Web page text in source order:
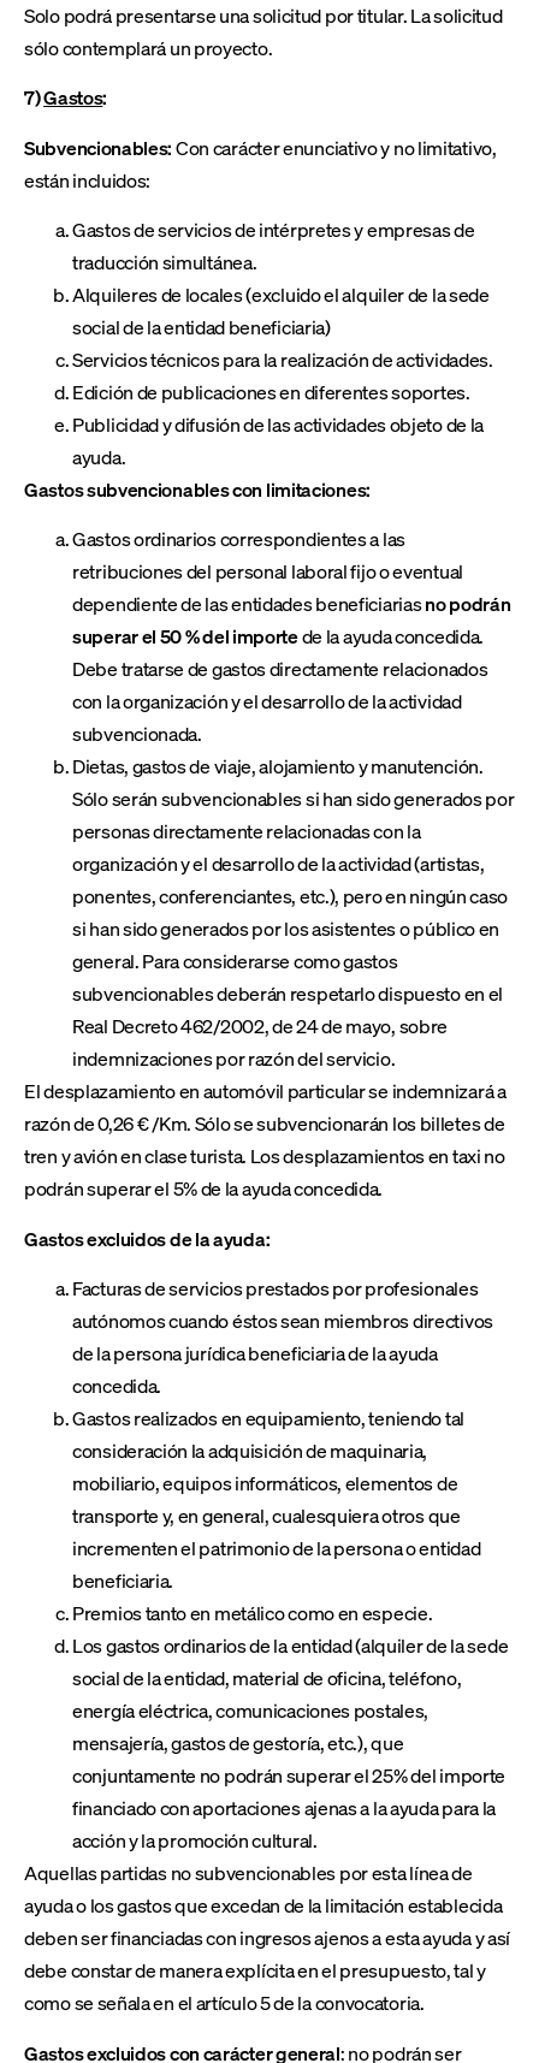
Solo podrá presentarse una solicitud por titular. La solicitud
sólo contemplará un proyecto.
7)Gastos:
Subvencionables:Con carácter enunciativo y no limitativo,
están incluidos:
Gastos de servicios de intérpretes y empresas de
traducción simultánea.
Alquileres de locales (excluido el alquiler de la sede
social de la entidad beneficiaria)
Servicios técnicos para la realización de actividades.
Edición de publicaciones en diferentes soportes.
Publicidad y difusión de las actividades objeto de la
ayuda.
Gastos subvencionables con limitaciones:
Gastos ordinarios correspondientes a las
retribuciones del personal laboral fijo o eventual
dependiente de las entidades beneficiariasno podrán
superar el 50 % del importede la ayuda concedida.
Debe tratarse de gastos directamente relacionados
con la organización y el desarrollo de la actividad
subvencionada.
Dietas, gastos de viaje, alojamiento y manutención.
Sólo serán subvencionables si han sido generados por
personas directamente relacionadas con la
organización y el desarrollo de la actividad (artistas,
ponentes, conferenciantes, etc.), pero en ningún caso
si han sido generados por los asistentes o público en
general. Para considerarse como gastos
subvencionables deberán respetarlo dispuesto en el
Real Decreto 462/2002, de 24 de mayo, sobre
indemnizaciones por razón del servicio.
El desplazamiento en automóvil particular se indemnizará a
razón de 0,26 € /Km. Sólo se subvencionarán los billetes de
tren y avión en clase turista. Los desplazamientos en taxi no
podrán superar el 5% de la ayuda concedida.
Gastos excluidos de la ayuda:
Facturas de servicios prestados por profesionales
autónomos cuando éstos sean miembros directivos
de la persona jurídica beneficiaria de la ayuda
concedida.
Gastos realizados en equipamiento, teniendo tal
consideración la adquisición de maquinaria,
mobiliario, equipos informáticos, elementos de
transporte y, en general, cualesquiera otros que
incrementen el patrimonio de la persona o entidad
beneficiaria.
Premios tanto en metálico como en especie.
Los gastos ordinarios de la entidad (alquiler de la sede
social de la entidad, material de oficina, teléfono,
energía eléctrica, comunicaciones postales,
mensajería, gastos de gestoría, etc.), que
conjuntamente no podrán superar el 25% del importe
financiado con aportaciones ajenas a la ayuda para la
acción y la promoción cultural.
Aquellas partidas no subvencionables por esta línea de
ayuda o los gastos que excedan de la limitación establecida
deben ser financiadas con ingresos ajenos a esta ayuda y así
debe constar de manera explícita en el presupuesto, tal y
como se señala en el artículo 5 de la convocatoria.
Gastos excluidos con carácter general: no podrán ser